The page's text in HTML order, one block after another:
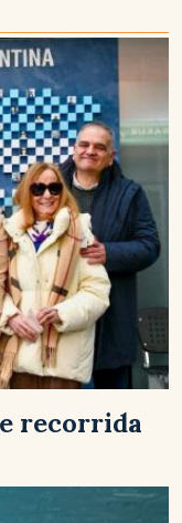
recorrida